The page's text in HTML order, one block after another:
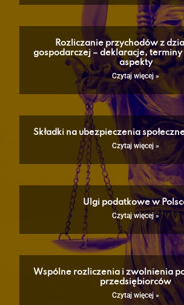
Rozliczanie przychodów z
gospodarczej – deklaracje,
aspekty
Czytaj więcej »
Składki na ubezpieczenia
Czytaj więcej »
Ulgi podatkowe w
Czytaj więcej »
Wspólne rozliczenia i zwolnienia
przedsiębiorców
Czytaj więcej »